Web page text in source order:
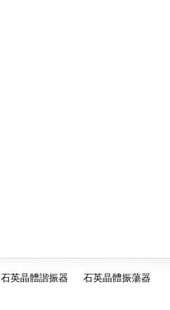
石英晶體諧振器 石英晶體振蕩器